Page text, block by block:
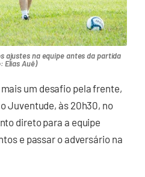
ajustes na equipe antes da partida
Elias Auê)
um desafio pela frente,
Juventude, às 20h30, no
direto para a equipe
e passar o adversário na